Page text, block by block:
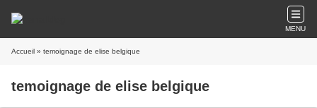
MENU
Accueil » temoignage de elise belgique
temoignage de elise belgique